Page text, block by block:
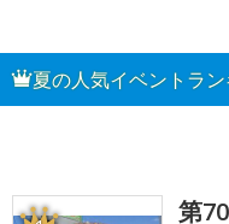
夏の人気イベントラン
第